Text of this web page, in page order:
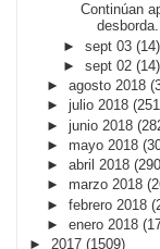
Continúan
►sept 03(14)
►sept 02(14)
► agosto 2018
► julio 2018
► junio 2018
► mayo 2018
► abril 2018
► marzo 2018
► febrero 2018
► enero 2018
► 2017 (1509)